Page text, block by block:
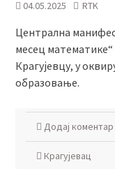
04.05.2025 RTK
Централна
месец
Крагујевцу, у
образовање.
Додај коментар
Крагујевац